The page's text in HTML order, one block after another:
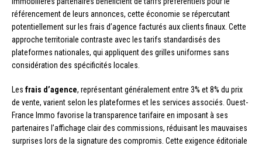
référencement de leurs annonces, cette économie se répercutant
potentiellement sur les frais d’agence facturés aux clients finaux. Cette
approche territoriale contraste avec les tarifs standardisés des
plateformes nationales, qui appliquent des grilles uniformes sans
considération des spécificités locales.
Les frais d’agence, représentant généralement entre 3% et 8% du prix
de vente, varient selon les plateformes et les services associés. Ouest-
France Immo favorise la transparence tarifaire en imposant à ses
partenaires l’affichage clair des commissions, réduisant les mauvaises
surprises lors de la signature des compromis. Cette exigence éditoriale